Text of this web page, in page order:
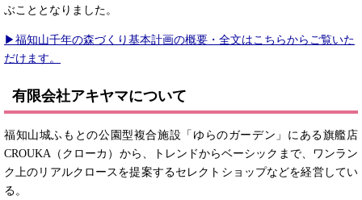
ぶこととなりました。
▶福知山千年の森づくり基本計画の概要・全文はこちらからご覧いた
だけます。
有限会社アキヤマについて
福知山城ふもとの公園型複合施設「ゆらのガーデン」にある旗艦店
CROUKA（クローカ）から、トレンドからベーシックまで、ワンラン
ク上のリアルクロースを提案するセレクトショップなどを経営してい
る。